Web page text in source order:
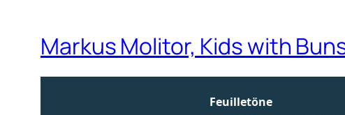
Markus Molitor, Kids with